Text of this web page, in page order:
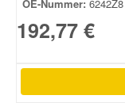
OE-Nummer: 6242Z8
192,77 €